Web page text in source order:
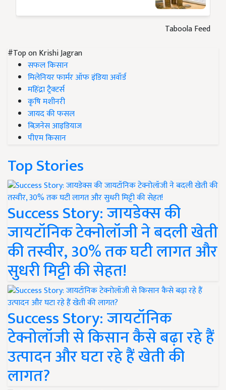
Taboola Feed
#Top on Krishi Jagran
सफल किसान
मिलेनियर फार्मर ऑफ इंडिया अवॉर्ड
महिंद्रा ट्रैक्टर्स
कृषि मशीनरी
जायद की फसल
बिज़नेस आइडियाज
पीएम किसान
Top Stories
Success Story: जायडेक्स की
जायटॉनिक टेक्नोलॉजी ने बदली खेती
की तस्वीर, 30% तक घटी लागत और
सुधरी मिट्टी की सेहत!
Success Story: जायटॉनिक
टेक्नोलॉजी से किसान कैसे बढ़ा रहे हैं
उत्पादन और घटा रहे हैं खेती की
लागत?